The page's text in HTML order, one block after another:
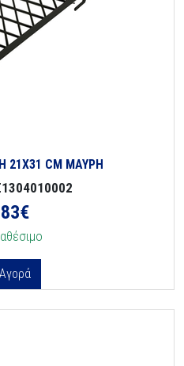
21Χ31 CM ΜΑΥΡΗ
€
Αγορά